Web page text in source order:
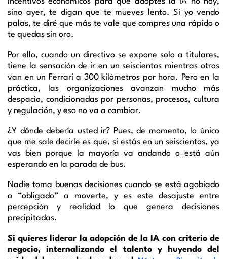
sino ayer, te digan que te mueves lento. Si yo vendo
palas, te diré que más te vale que compres una rápido o
te quedas sin oro.
Por ello, cuando un directivo se expone solo a titulares,
tiene la sensación de ir en un seiscientos mientras otros
van en un Ferrari a 300 kilómetros por hora. Pero en la
práctica, las organizaciones avanzan mucho más
despacio, condicionadas por personas, procesos, cultura
y regulación, y eso no va a cambiar.
¿Y dónde debería usted ir? Pues, de momento, lo único
que me sale decirle es que, si estás en un seiscientos, ya
vas bien porque la mayoría va andando o está aún
esperando en la parada de bus.
Nadie toma buenas decisiones cuando se está agobiado
o “obligado” a moverte, y es este desajuste entre
percepción y realidad lo que genera decisiones
precipitadas.
Si quieres liderar la adopción de la IA con criterio de
negocio, internalizando el talento y huyendo del